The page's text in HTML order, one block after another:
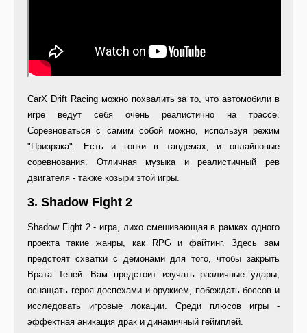
CarX Drift Racing можно похвалить за то, что автомобили в
игре ведут себя очень реалистично на трассе.
Соревноваться с самим собой можно, используя режим
"Призрака". Есть и гонки в тандемах, и онлайновые
соревнования. Отличная музыка и реалистичный рев
двигателя - также козыри этой игры.
3. Shadow Fight 2
Shadow Fight 2 - игра, лихо смешивающая в рамках одного
проекта такие жанры, как RPG и файтинг. Здесь вам
предстоят схватки с демонами для того, чтобы закрыть
Врата Теней. Вам предстоит изучать различные удары,
оснащать героя доспехами и оружием, побеждать боссов и
исследовать игровые локации. Среди плюсов игры -
эффектная аникация драк и динамичный геймплей.